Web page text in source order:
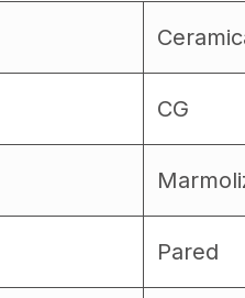
CG
Pared